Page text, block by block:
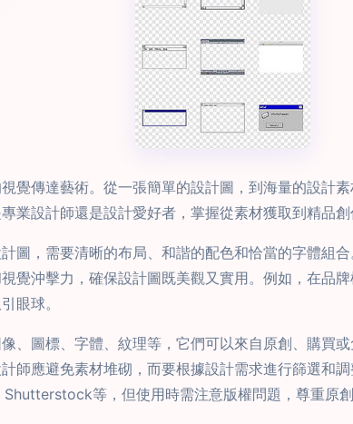
覺傳達藝術。從一張簡單的設計圖，到海量的設計
業設計師還是設計愛好者，掌握從素材獲取到精品創
圖，需要清晰的布局、和諧的配色和恰當的字體組
覺沖擊力，確保設計圖既美觀又實用。例如，在品
眼球。
、圖標、字體、紋理等，它們可以來自原創、購買
師應避免素材堆砌，而要根據設計需求進行篩選和
等，但使用時需注意版權問題，尊重原創